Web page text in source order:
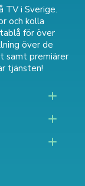
TV i Sverige.
och kolla
för över
över de
samt premiärer
tjänsten!